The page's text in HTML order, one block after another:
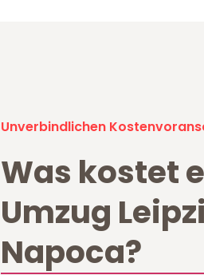
Unverbindlichen
Was kostet
Umzug
Napoca?